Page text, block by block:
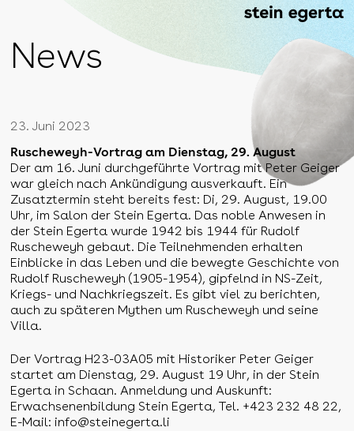
News
23. Juni 2023
Ruscheweyh-Vortrag am Dienstag, 29. August
Der am 16. Juni durchgeführte Vortrag mit Peter Geiger
war gleich nach Ankündigung ausverkauft. Ein
Zusatztermin steht bereits fest: Di, 29. August, 19.00
Uhr, im Salon der Stein Egerta. Das noble Anwesen in
der Stein Egerta wurde 1942 bis 1944 für Rudolf
Ruscheweyh gebaut. Die Teilnehmenden erhalten
Einblicke in das Leben und die bewegte Geschichte von
Rudolf Ruscheweyh (1905-1954), gipfelnd in NS-Zeit,
Kriegs- und Nachkriegszeit. Es gibt viel zu berichten,
auch zu späteren Mythen um Ruscheweyh und seine
Villa.
Der Vortrag H23-03A05 mit Historiker Peter Geiger
startet am Dienstag, 29. August 19 Uhr, in der Stein
Egerta in Schaan. Anmeldung und Auskunft:
Erwachsenenbildung Stein Egerta, Tel. +423 232 48 22,
E-Mail: info@steinegerta.li